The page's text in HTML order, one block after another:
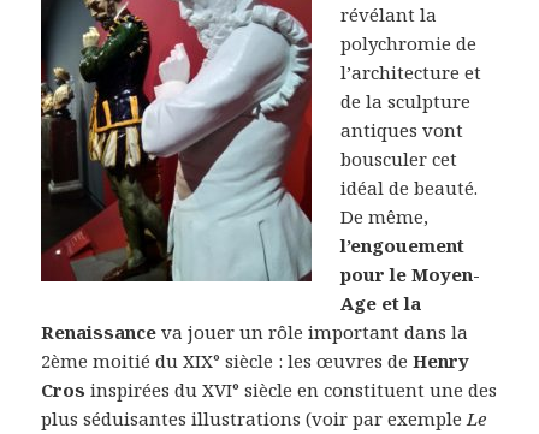
révélant la
polychromie de
l’architecture et
de la sculpture
antiques vont
bousculer cet
idéal de beauté.
De même,
l’engouement
pour le Moyen-
Age et la
Renaissance va jouer un rôle important dans la
2ème moitié du XIX° siècle : les œuvres deHenry
Cros inspirées du XVI° siècle en constituent une des
plus séduisantes illustrations (voir par exempleLe